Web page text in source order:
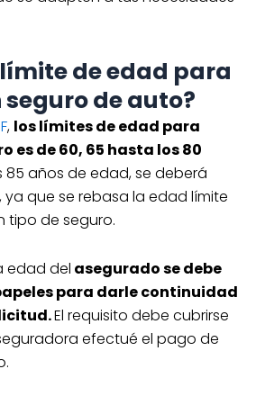
de edad para
de auto?
, los límites de edad para
es de 60, 65 hasta los 80
85 años de edad, se deberá
que se rebasa la edad límite
tipo de seguro.
edad del asegurado se debe
para darle continuidad
El requisito debe cubrirse
efectué el pago de